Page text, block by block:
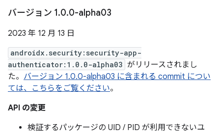
バージョン 1.0.0-alpha03
2023 年 12 月 13 日
androidx.security:security-app-
authenticator:1.0.0-alpha03 がリリースされまし
た。 バージョン 1.0.0-alpha03 に含まれる commit につい
ては、こちらをご覧ください。
API の変更
検証するパッケージの UID / PID が利用できないユ